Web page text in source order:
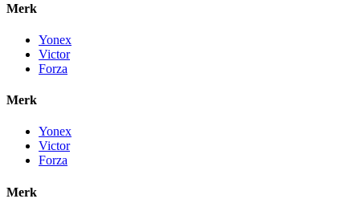
Merk
Yonex
Victor
Forza
Merk
Yonex
Victor
Forza
Merk